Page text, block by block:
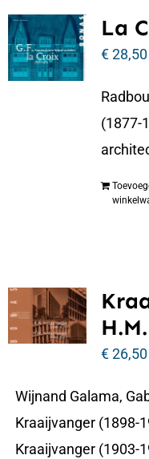
La
€28,50
(1877-
H.M.
€26,50
Wijnand Galama,
Kraaijvanger (1898-
Kraaijvanger (1903-